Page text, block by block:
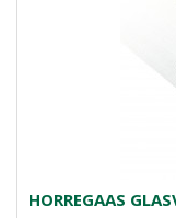
HORREGAAS